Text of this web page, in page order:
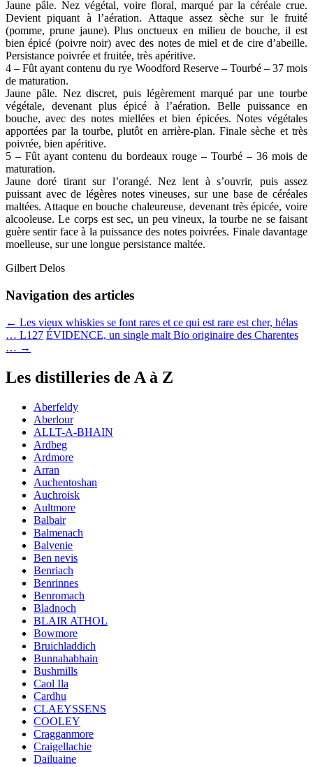
Jaune pâle. Nez végétal, voire floral, marqué par la céréale crue.
Devient piquant à l’aération. Attaque assez sèche sur le fruité
(pomme, prune jaune). Plus onctueux en milieu de bouche, il est
bien épicé (poivre noir) avec des notes de miel et de cire d’abeille.
Persistance poivrée et fruitée, très apéritive.
4 – Fût ayant contenu du rye Woodford Reserve – Tourbé – 37 mois
de maturation.
Jaune pâle. Nez discret, puis légèrement marqué par une tourbe
végétale, devenant plus épicé à l’aération. Belle puissance en
bouche, avec des notes miellées et bien épicées. Notes végétales
apportées par la tourbe, plutôt en arrière-plan. Finale sèche et très
poivrée, bien apéritive.
5 – Fût ayant contenu du bordeaux rouge – Tourbé – 36 mois de
maturation.
Jaune doré tirant sur l’orangé. Nez lent à s’ouvrir, puis assez
puissant avec de légères notes vineuses, sur une base de céréales
maltées. Attaque en bouche chaleureuse, devenant très épicée, voire
alcooleuse. Le corps est sec, un peu vineux, la tourbe ne se faisant
guère sentir face à la puissance des notes poivrées. Finale davantage
moelleuse, sur une longue persistance maltée.
Gilbert Delos
Navigation des articles
← Les vieux whiskies se font rares et ce qui est rare est cher, hélas
… L127 ÉVIDENCE, un single malt Bio originaire des Charentes
… →
Les distilleries de A à Z
Aberfeldy
Aberlour
ALLT-A-BHAIN
Ardbeg
Ardmore
Arran
Auchentoshan
Auchroisk
Aultmore
Balbair
Balmenach
Balvenie
Ben nevis
Benriach
Benrinnes
Benromach
Bladnoch
BLAIR ATHOL
Bowmore
Bruichladdich
Bunnahabhain
Bushmills
Caol Ila
Cardhu
CLAEYSSENS
COOLEY
Cragganmore
Craigellachie
Dailuaine